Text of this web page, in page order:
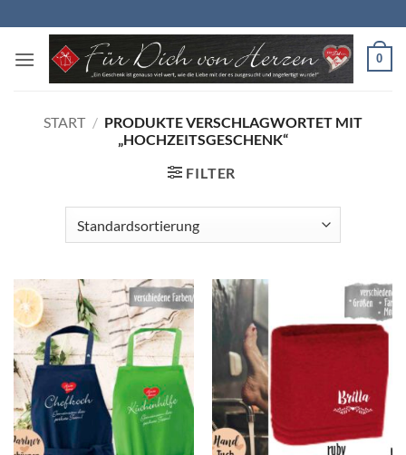
Inhalt
springen
0
START / PRODUKTE VERSCHLAGWORTET MIT
„HOCHZEITSGESCHENK“
FILTER